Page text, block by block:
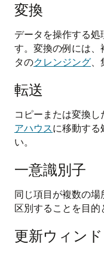
変換
データを操作する
す。変換の例には、
タのクレンジング
転送
コピーまたは変換し
アハウスに移動する
い。
一意識別子
同じ項目が複数の
区別することを目的
更新ウィン